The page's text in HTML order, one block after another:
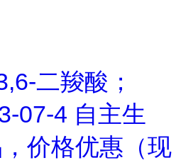
二羧酸；
07-4 自主生
价格优惠（现